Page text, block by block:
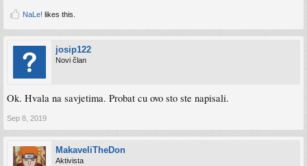
NaLe! likes this.
josip122
Novi član
Ok. Hvala na savjetima. Probat cu ovo sto ste napisali.
Sep 8, 2019
MakaveliTheDon
Aktivista